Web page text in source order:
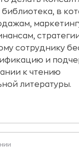
в
сотруднику
и
к чтению
литературы.